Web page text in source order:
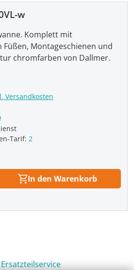
w
Versandkosten
Tarif:2
Komplett mit
Montageschienen und
chromfarben von Dallmer.
Gib den gewünschten
In den Warenkorb